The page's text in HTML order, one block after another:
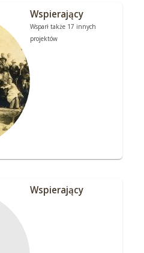
Wspierający
Wsparł także 17 innych
projektów
Wspierający